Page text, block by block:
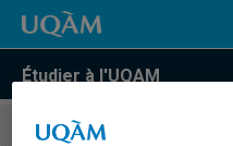
Étudier à l'UQAM
COURS//